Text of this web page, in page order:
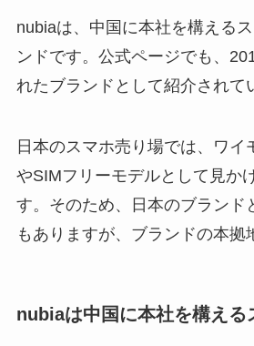
nubiaは、中国に本社を構える
ンドです。公式ページでも、
れたブランドとして紹介されて
日本のスマホ売り場では、ワイ
やSIMフリーモデルとして見か
す。そのため、日本のブランド
もありますが、ブランドの本拠
nubiaは中国に本社を構える